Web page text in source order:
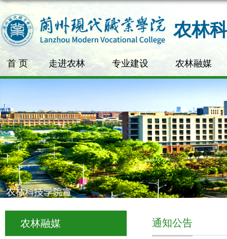
农林
首 页 走进农林 专业建设 农林融媒
农林融媒 通知公告